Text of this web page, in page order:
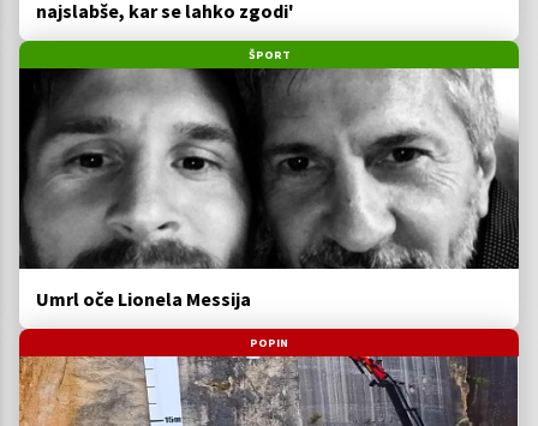
najslabše, kar se lahko zgodi'
ŠPORT
Umrl oče Lionela Messija
POPIN